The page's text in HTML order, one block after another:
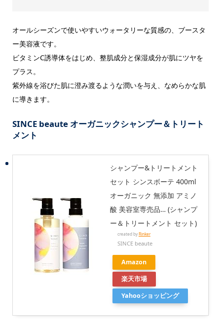
オールシーズンで使いやすいウォータリーな質感の、ブースタ
ー美容液です。
ビタミンC誘導体をはじめ、整肌成分と保湿成分が肌にツヤを
プラス。
紫外線を浴びた肌に澄み渡るような潤いを与え、なめらかな肌
に導きます。
SINCE beaute オーガニックシャンプー＆トリート
メント
シャンプー&トリートメント
セット シンスボーテ 400ml
オーガニック 無添加 アミノ
酸 美容室専売品… (シャンプ
ー＆トリートメント セット)
created byRinker
SINCE beaute
Amazon
楽天市場
Yahooショッピング